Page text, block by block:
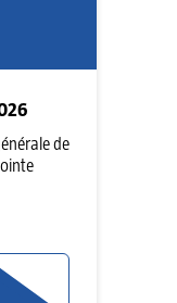
de